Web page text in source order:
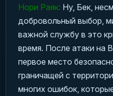
Нори Раяк: Ну, Бек,
добровольный выбор,
важной службу в это
время. После атаки на
первое место
граничащей с
многих ошибок,